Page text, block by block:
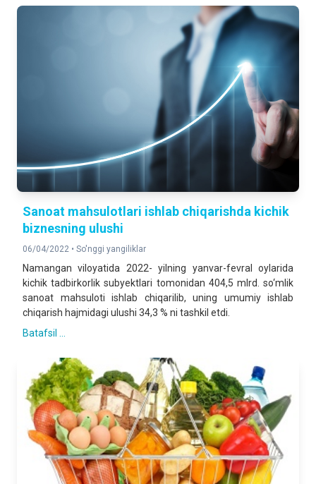
Sanoat mahsulotlari ishlab chiqarishda kichik
biznesning ulushi
06/04/2022 • So'nggi yangiliklar
Namangan viloyatida 2022- yilning yanvar-fevral oylarida
kichik tadbirkorlik subyektlari tomonidan 404,5 mlrd. so‘mlik
sanoat mahsuloti ishlab chiqarilib, uning umumiy ishlab
chiqarish hajmidagi ulushi 34,3 % ni tashkil etdi.
Batafsil ...